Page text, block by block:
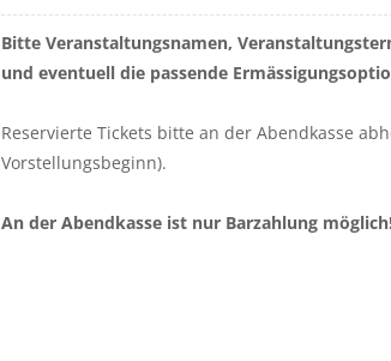
Bitte Veranstaltungsnamen,
und eventuell die passende
Reservierte Tickets bitte an der Abendkasse
Vorstellungsbeginn).
An der Abendkasse ist nur Barzahlung